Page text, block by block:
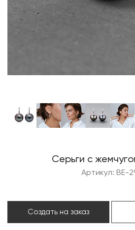
Серьги с
Артикул: BE-
Создать на заказ